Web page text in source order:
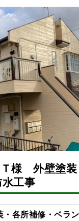
様 外壁塗装
工事
・各所補修・ベラ